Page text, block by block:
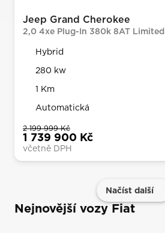
Jeep Grand Cherokee
2,0 4xe Plug-In 380k 8AT Limited
Hybrid
280 kw
1 Km
Automatická
2 199 999 Kč
1 739 900 Kč
včetně DPH
Načíst další
Nejnovější vozy Fiat